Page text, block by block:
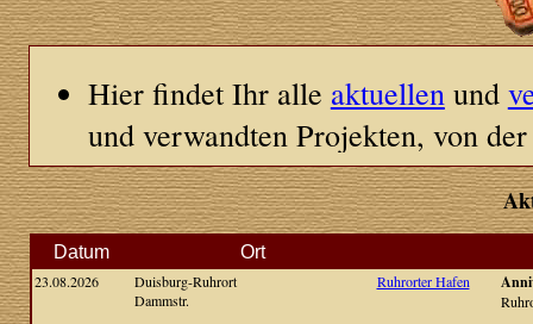
Hier findet Ihr alle aktuellenund
und verwandten Projekten, von
Goch1992 bis hin zu aktuellen
Bei vielen Terminen gibt es Links
Konzertkritiken,
Für die Zukunft sind noch
Datum Ort
23.08.2026
Duisburg-Ruhrort
Dammstr.
Ruhrorter Hafen